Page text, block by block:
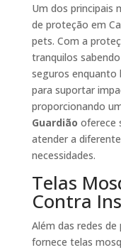
Um dos principais
de proteção em
pets. Com a
tranquilos
seguros enquanto
para suportar
proporcionando
Guardião oferece
atender a
necessidades.
Telas
Contra
Além das redes
fornece telas